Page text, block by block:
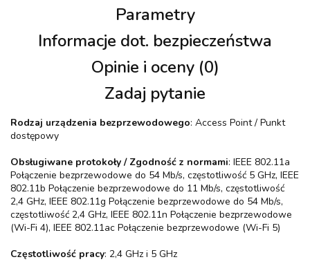
Parametry
Informacje dot. bezpieczeństwa
Opinie i oceny (0)
Zadaj pytanie
Rodzaj urządzenia bezprzewodowego: Access Point / Punkt
dostępowy
Obsługiwane protokoły / Zgodność z normami: IEEE 802.11a
Połączenie bezprzewodowe do 54 Mb/s, częstotliwość 5 GHz, IEEE
802.11b Połączenie bezprzewodowe do 11 Mb/s, częstotliwość
2,4 GHz, IEEE 802.11g Połączenie bezprzewodowe do 54 Mb/s,
częstotliwość 2,4 GHz, IEEE 802.11n Połączenie bezprzewodowe
(Wi-Fi 4), IEEE 802.11ac Połączenie bezprzewodowe (Wi-Fi 5)
Częstotliwość pracy: 2,4 GHz i 5 GHz